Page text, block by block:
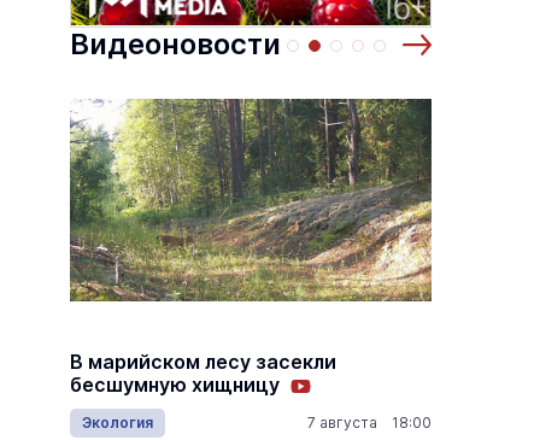
Выставка «… И птичка вылетает II»
Музеи 10 августа
Видеоновости
В марийском лесу засекли
бесшумную хищницу
Экология 7 августа 18:00